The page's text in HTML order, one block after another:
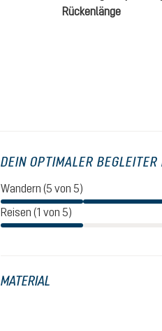
Rückenlänge
DEIN OPTIMALER BEGLEITER
Wandern (5 von 5)
Reisen (1 von 5)
MATERIAL